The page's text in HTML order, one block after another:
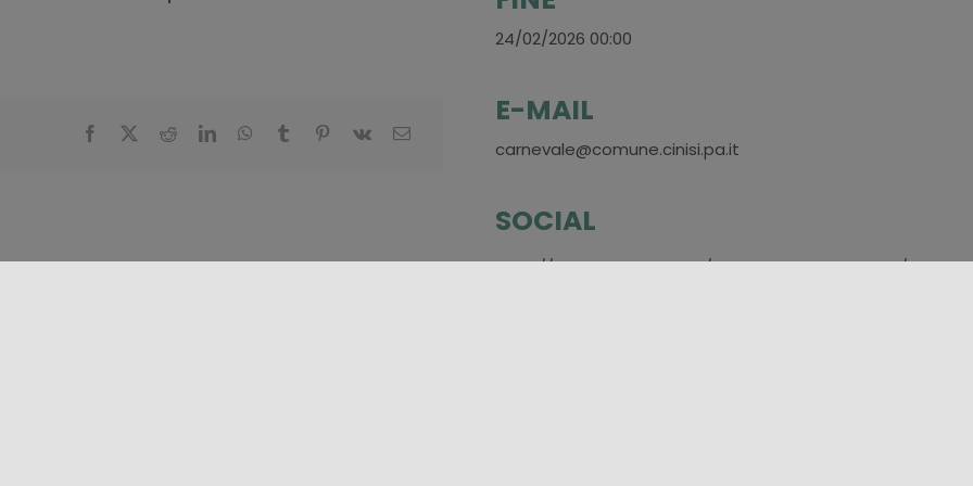
24/02/2026 00:00
E-MAIL
carnevale@comune.cinisi.pa.it
SOCIAL
https://www.facebook.com/carnevaledicinisiufficiale/?